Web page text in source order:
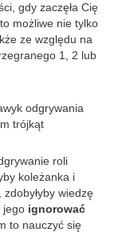
gdy zaczęła Cię
możliwe nie tylko
ze względu na
1, 2 lub
odgrywania
trójkąt
roli
koleżanka i
wiedzę
jego ignorować
to nauczyć się